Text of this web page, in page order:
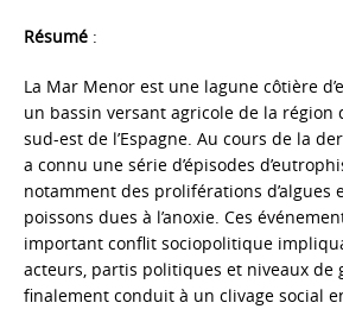
Résumé :
La Mar Menor est une lagune côtière
un bassin versant agricole de la région
sud-est de l’Espagne. Au cours de la
a connu une série d’épisodes
notamment des proliférations d’algues
poissons dues à l’anoxie. Ces
important conflit sociopolitique
acteurs, partis politiques et niveaux de
finalement conduit à un clivage social